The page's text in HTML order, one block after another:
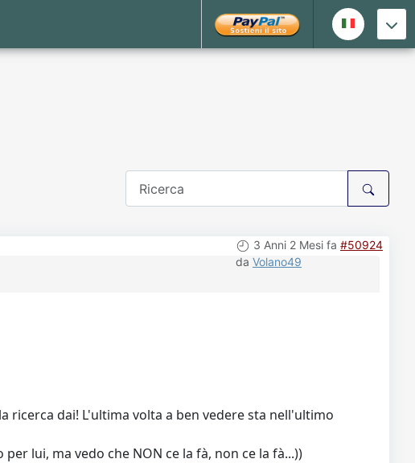
3 Anni 2 Mesi fa #50924
da Volano49
dai! L'ultima volta a ben vedere sta nell'ultimo
lui, ma vedo che NON ce la fà, non ce la fà...))